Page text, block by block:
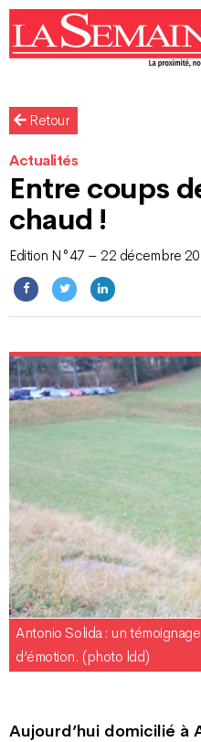
Retour
Actualités
Entre coups
chaud !
Edition N°47 – 22 décembre
Antonio Solida : un
d’émotion. (photo ldd)
Aujourd’hui domicilié à